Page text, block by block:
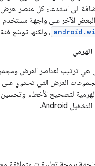
إلى استدعاء كل عنصر
الآخر على واجهة مستخدم
، ولكنها توسّع فئة
هي ترتيب لعناصر العرض
مجموعات العرض التي تحتوي
لتصحيح الأخطاء وتحسين
برمجة تطبيقات متوافقة مع